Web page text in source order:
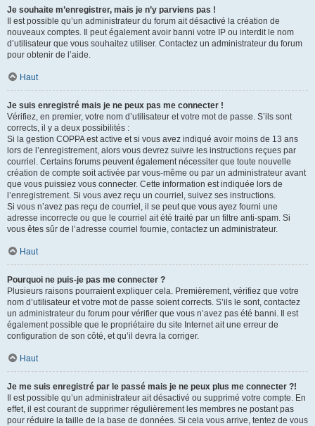
Je souhaite m’enregistrer, mais je n’y parviens pas !
Il est possible qu’un administrateur du forum ait désactivé la création de
nouveaux comptes. Il peut également avoir banni votre IP ou interdit le nom
d’utilisateur que vous souhaitez utiliser. Contactez un administrateur du forum
pour obtenir de l’aide.
Haut
Je suis enregistré mais je ne peux pas me connecter !
Vérifiez, en premier, votre nom d’utilisateur et votre mot de passe. S’ils sont
corrects, il y a deux possibilités :
Si la gestion COPPA est active et si vous avez indiqué avoir moins de 13 ans
lors de l’enregistrement, alors vous devrez suivre les instructions reçues par
courriel. Certains forums peuvent également nécessiter que toute nouvelle
création de compte soit activée par vous-même ou par un administrateur avant
que vous puissiez vous connecter. Cette information est indiquée lors de
l’enregistrement. Si vous avez reçu un courriel, suivez ses instructions.
Si vous n’avez pas reçu de courriel, il se peut que vous ayez fourni une
adresse incorrecte ou que le courriel ait été traité par un filtre anti-spam. Si
vous êtes sûr de l’adresse courriel fournie, contactez un administrateur.
Haut
Pourquoi ne puis-je pas me connecter ?
Plusieurs raisons pourraient expliquer cela. Premièrement, vérifiez que votre
nom d’utilisateur et votre mot de passe soient corrects. S’ils le sont, contactez
un administrateur du forum pour vérifier que vous n’avez pas été banni. Il est
également possible que le propriétaire du site Internet ait une erreur de
configuration de son côté, et qu’il devra la corriger.
Haut
Je me suis enregistré par le passé mais je ne peux plus me connecter ?!
Il est possible qu’un administrateur ait désactivé ou supprimé votre compte. En
effet, il est courant de supprimer régulièrement les membres ne postant pas
pour réduire la taille de la base de données. Si cela vous arrive, tentez de vous